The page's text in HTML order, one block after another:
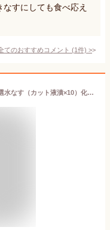
すにしても食べ応え
てのおすすめコメント (1件) >
最高級泉州産水なすお手軽セット！特選水なす（カット液漬×10）化粧箱入☆水ナスカット液漬け【水茄子】【漬物】